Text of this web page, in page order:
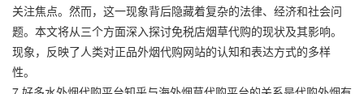
关注焦点。然而，这一现象背后隐藏着复杂的法律、经济和社会问
题。本文将从三个方面深入探讨免税店烟草代购的现状及其影响。
现象，反映了人类对正品外烟代购网站的认知和表达方式的多样
性。